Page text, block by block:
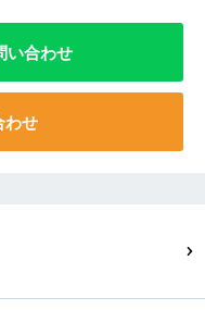
い合わせ
わせ